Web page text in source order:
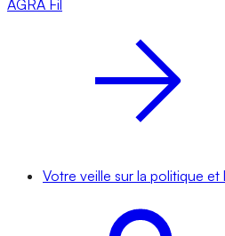
AGRA Fil
Votre veille sur la politique